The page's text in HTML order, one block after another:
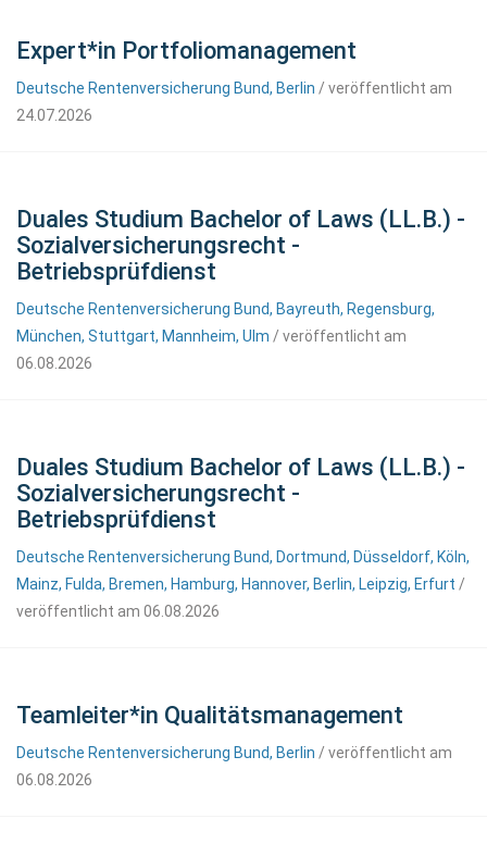
Expert*in Portfoliomanagement
Deutsche Rentenversicherung Bund, Berlin / veröffentlicht am
24.07.2026
Duales Studium Bachelor of Laws (LL.B.) -
Sozialversicherungsrecht -
Betriebsprüfdienst
Deutsche Rentenversicherung Bund, Bayreuth, Regensburg,
München, Stuttgart, Mannheim, Ulm / veröffentlicht am
06.08.2026
Duales Studium Bachelor of Laws (LL.B.) -
Sozialversicherungsrecht -
Betriebsprüfdienst
Deutsche Rentenversicherung Bund, Dortmund, Düsseldorf, Köln,
Mainz, Fulda, Bremen, Hamburg, Hannover, Berlin, Leipzig, Erfurt /
veröffentlicht am 06.08.2026
Teamleiter*in Qualitätsmanagement
Deutsche Rentenversicherung Bund, Berlin / veröffentlicht am
06.08.2026